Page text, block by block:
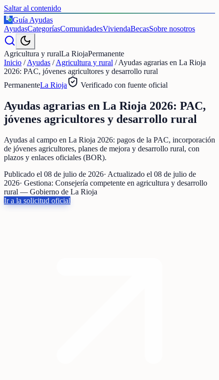
Saltar al contenido
€
Guía Ayudas
AyudasCategoríasComunidadesViviendaBecasSobre nosotros
Agricultura y ruralLa RiojaPermanente
Inicio /Ayudas /Agricultura y rural /Ayudas agrarias en La Rioja
2026: PAC, jóvenes agricultores y desarrollo rural
PermanenteLa Rioja Verificado con fuente oficial
Ayudas agrarias en La Rioja 2026: PAC,
jóvenes agricultores y desarrollo rural
Ayudas al campo en La Rioja 2026: pagos de la PAC, incorporación
de jóvenes agricultores, planes de mejora y desarrollo rural, con
plazos y enlaces oficiales (BOR).
Publicado el 08 de julio de 2026· Actualizado el 08 de julio de
2026· Gestiona: Consejería competente en agricultura y desarrollo
rural — Gobierno de La Rioja
Ir a la solicitud oficial